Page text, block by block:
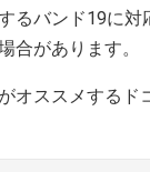
るバンド19に
合があります。
オススメするド